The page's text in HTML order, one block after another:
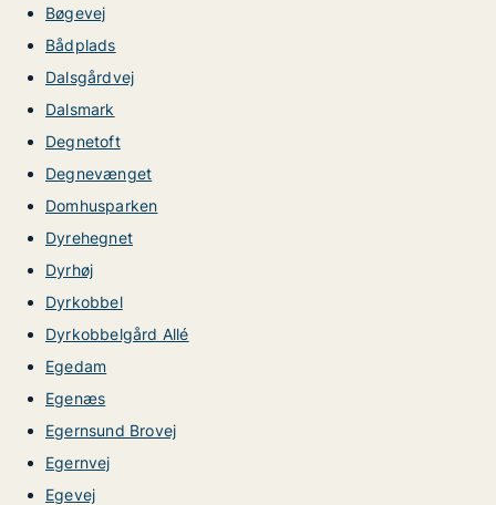
Bøgevej
Bådplads
Dalsgårdvej
Dalsmark
Degnetoft
Degnevænget
Domhusparken
Dyrehegnet
Dyrhøj
Dyrkobbel
Dyrkobbelgård Allé
Egedam
Egenæs
Egernsund Brovej
Egernvej
Egevej